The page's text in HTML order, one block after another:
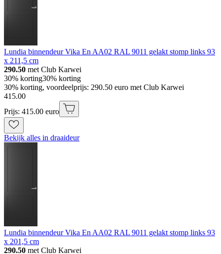
Lundia binnendeur Vika En AA02 RAL 9011 gelakt stomp links 93
x 211,5 cm
290.50 met Club Karwei
30% korting30% korting
30% korting, voordeelprijs: 290.50 euro met Club Karwei
415.00
Prijs: 415.00 euro
Bekijk alles in draaideur
Lundia binnendeur Vika En AA02 RAL 9011 gelakt stomp links 93
x 201,5 cm
290.50 met Club Karwei